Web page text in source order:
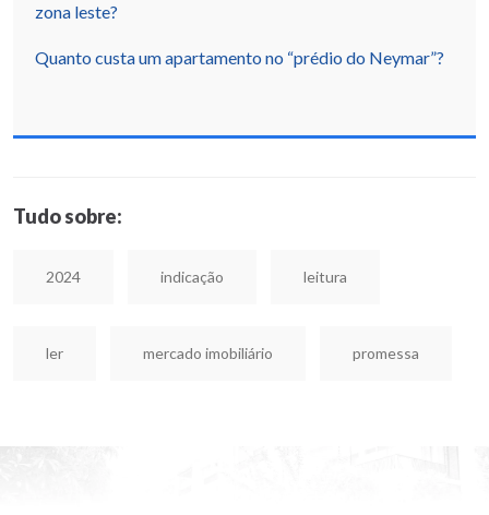
zona leste?
Quanto custa um apartamento no “prédio do Neymar”?
Tudo sobre:
2024 indicação leitura
ler mercado imobiliário promessa